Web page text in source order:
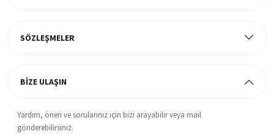
SÖZLEŞMELER
BİZE ULAŞIN
Yardım, öneri ve sorularınız için bizi arayabilir veya mail
gönderebilirsiniz.